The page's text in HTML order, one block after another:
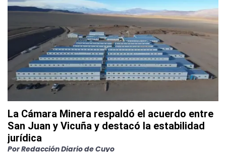
La Cámara Minera respaldó el acuerdo entre
San Juan y Vicuña y destacó la estabilidad
jurídica
PorRedacción Diario de Cuyo